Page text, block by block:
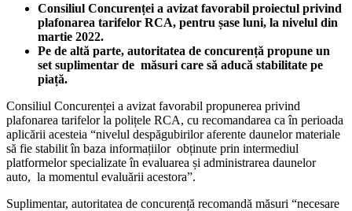
Consiliul Concurenței a avizat favorabil proiectul privind
plafonarea tarifelor RCA, pentru șase luni, la nivelul din
martie 2022.
Pe de altă parte, autoritatea de concurență propune un
set suplimentar de măsuri care să aducă stabilitate pe
piață.
Consiliul Concurenței a avizat favorabil propunerea privind
plafonarea tarifelor la polițele RCA, cu recomandarea ca în perioada
aplicării acesteia “nivelul despăgubirilor aferente daunelor materiale
să fie stabilit în baza informațiilor obținute prin intermediul
platformelor specializate în evaluarea și administrarea daunelor
auto, la momentul evaluării acestora”.
Suplimentar, autoritatea de concurență recomandă măsuri “necesare